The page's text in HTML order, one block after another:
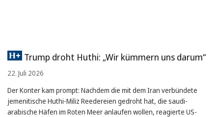
Trump droht Huthi: „Wir kümmern uns darum“
22. Juli 2026
Der Konter kam prompt: Nachdem die mit dem Iran verbündete
jemenitische Huthi-Miliz Reedereien gedroht hat, die saudi-
arabische Häfen im Roten Meer anlaufen wollen, reagierte US-